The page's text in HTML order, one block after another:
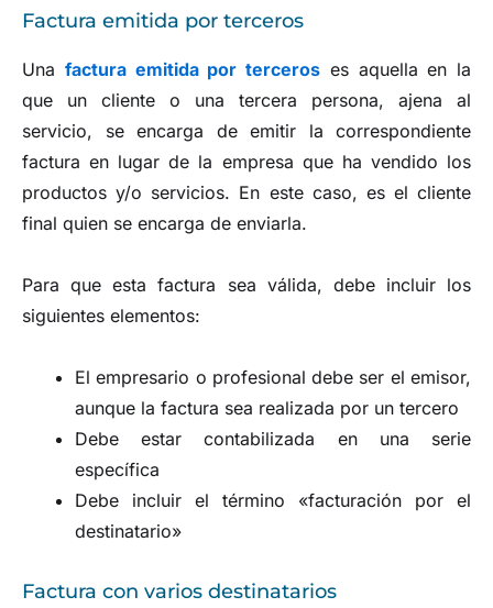
Factura emitida por terceros
Una factura emitida por terceros es aquella en la
que un cliente o una tercera persona, ajena al
servicio, se encarga de emitir la correspondiente
factura en lugar de la empresa que ha vendido los
productos y/o servicios. En este caso, es el cliente
final quien se encarga de enviarla.
Para que esta factura sea válida, debe incluir los
siguientes elementos:
El empresario o profesional debe ser el emisor,
aunque la factura sea realizada por un tercero
Debe estar contabilizada en una serie
específica
Debe incluir el término «facturación por el
destinatario»
Factura con varios destinatarios